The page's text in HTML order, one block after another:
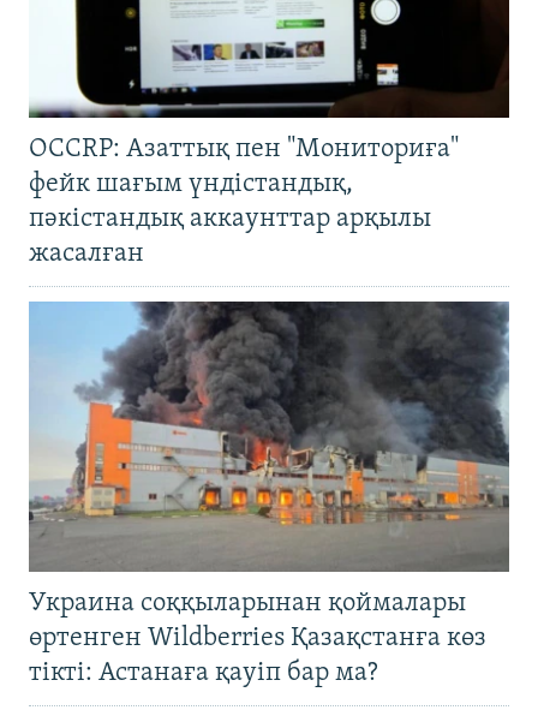
OCCRP: Азаттық пен "Мониториға"
фейк шағым үндістандық,
пәкістандық аккаунттар арқылы
жасалған
Украина соққыларынан қоймалары
өртенген Wildberries Қазақстанға көз
тікті: Астанаға қауіп бар ма?